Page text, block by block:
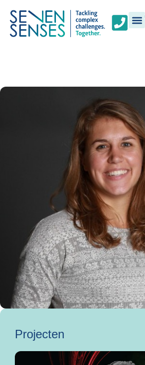
Projecten